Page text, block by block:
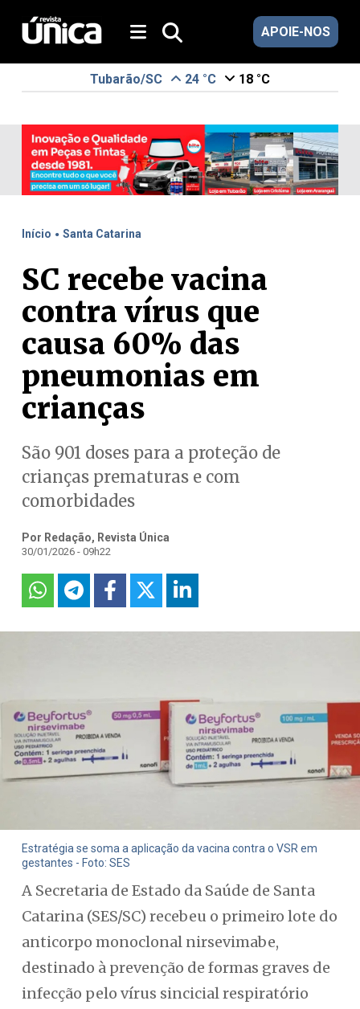
APOIE-NOS
Tubarão/SC 24 °C 18 °C
Início . Santa Catarina
SC recebe vacina
contra vírus que
causa 60% das
pneumonias em
crianças
São 901 doses para a proteção de
crianças prematuras e com
comorbidades
Por Redação, Revista Única
30/01/2026 - 09h22
Estratégia se soma a aplicação da vacina contra o VSR em
gestantes - Foto: SES
A Secretaria de Estado da Saúde de Santa
Catarina (SES/SC) recebeu o primeiro lote do
anticorpo monoclonal nirsevimabe,
destinado à prevenção de formas graves de
infecção pelo vírus sincicial respiratório